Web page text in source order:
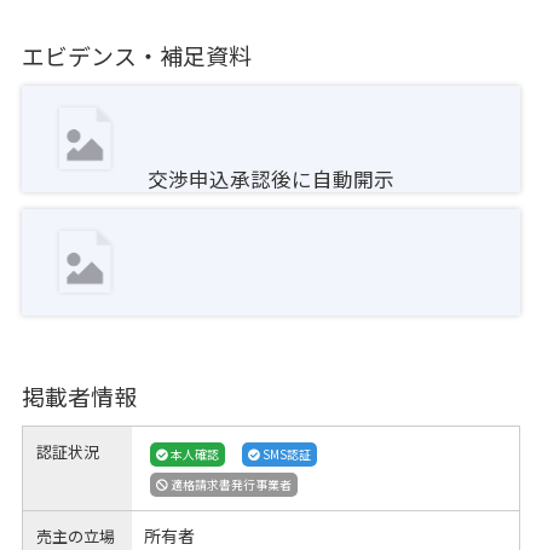
エビデンス・補足資料
交渉申込承認後に自動開示
掲載者情報
認証状況 本人確認
SMS認証
適格請求書発行事業者
売主の立場 所有者